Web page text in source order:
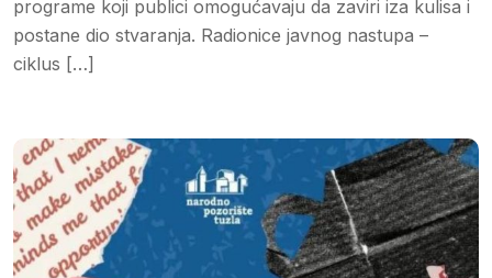
programe koji publici omogućavaju da zaviri iza kulisa i
postane dio stvaranja. Radionice javnog nastupa –
ciklus […]